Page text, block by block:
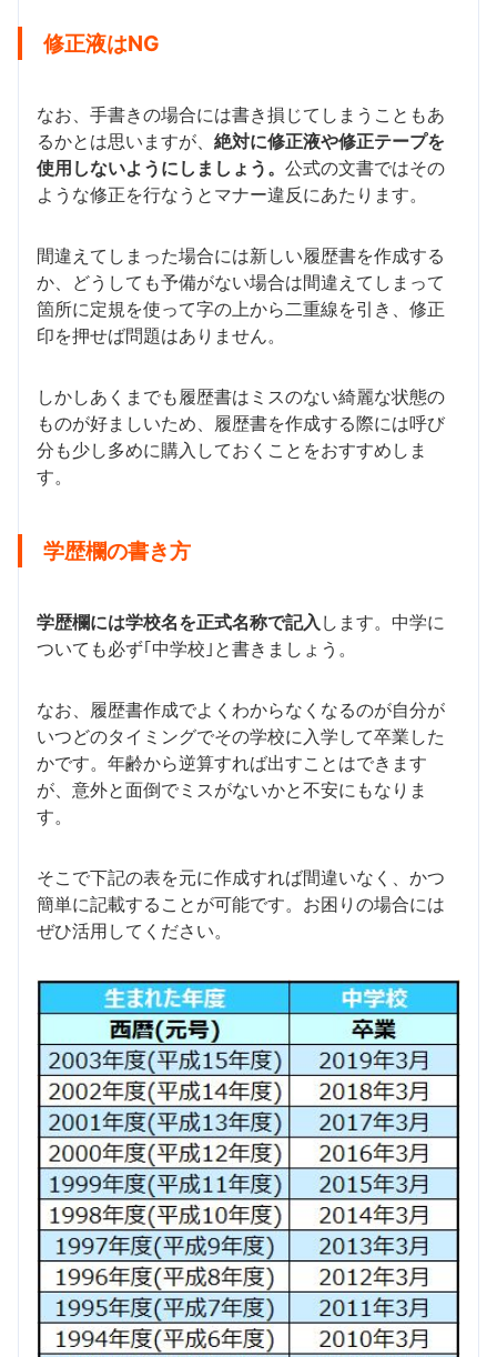
修正液はNG
なお、手書きの場合には書き損じてしまうこともあ
るかとは思いますが、 絶対に修正液や修正テープを
使用しないようにしましょう。 公式の文書ではその
ような修正を行なうとマナー違反にあたります。
間違えてしまった場合には新しい履歴書を作成する
か、どうしても予備がない場合は間違えてしまって
箇所に定規を使って字の上から二重線を引き、修正
印を押せば問題はありません。
しかしあくまでも履歴書はミスのない綺麗な状態の
ものが好ましいため、履歴書を作成する際には呼び
分も少し多めに購入しておくことをおすすめしま
す。
学歴欄の書き方
学歴欄には学校名を正式名称で記入 します。中学に
ついても必ず｢中学校｣と書きましょう。
なお、履歴書作成でよくわからなくなるのが自分が
いつどのタイミングでその学校に入学して卒業した
かです。年齢から逆算すれば出すことはできます
が、意外と面倒でミスがないかと不安にもなりま
す。
そこで下記の表を元に作成すれば間違いなく、かつ
簡単に記載することが可能です。お困りの場合には
ぜひ活用してください。